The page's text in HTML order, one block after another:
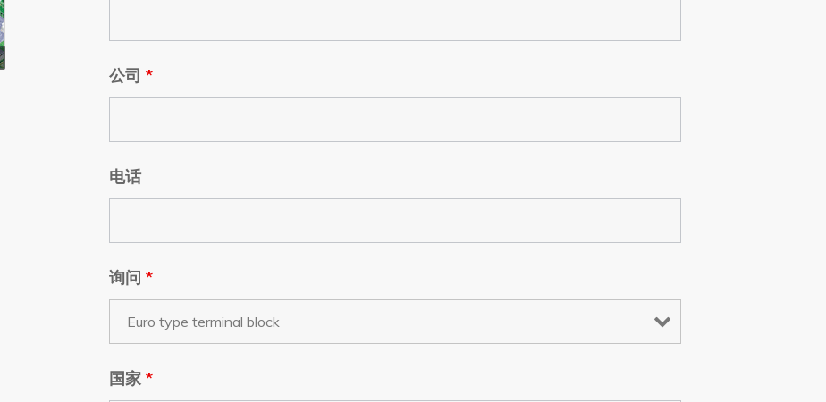
公司 *
电话
询问 *
国家 *